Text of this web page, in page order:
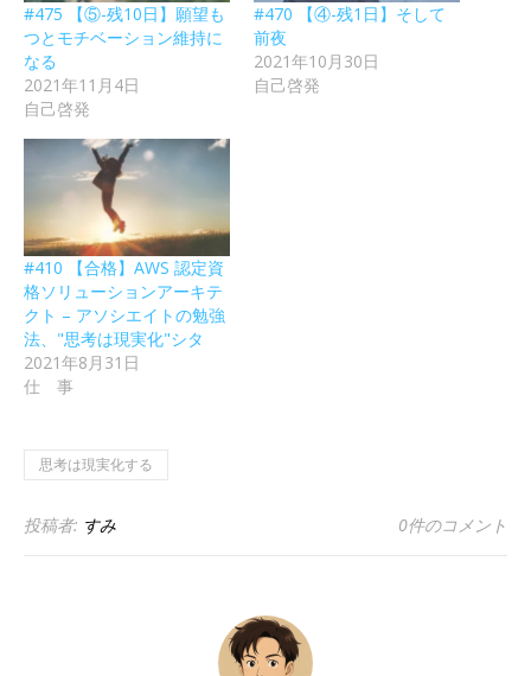
#475 【⑤-残10日】願望も
つとモチベーション維持に
なる
2021年11月4日
自己啓発
#470 【④-残1日】そして
前夜
2021年10月30日
自己啓発
#410 【合格】AWS 認定資
格ソリューションアーキテ
クト – アソシエイトの勉強
法、"思考は現実化"シタ
2021年8月31日
仕 事
思考は現実化する
投稿者: すみ 0件のコメント